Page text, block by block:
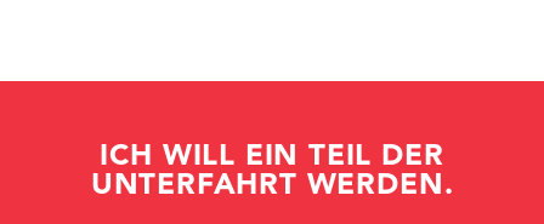
ICH WILL EIN TEIL DER
UNTERFAHRT WERDEN.